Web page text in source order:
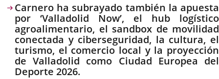
Descripción
Carnero ha subrayado también la apuesta
por ‘Valladolid Now’, el hub logístico
agroalimentario, el sandbox de movilidad
conectada y ciberseguridad, la cultura, el
turismo, el comercio local y la proyección
de Valladolid como Ciudad Europea del
Deporte 2026.